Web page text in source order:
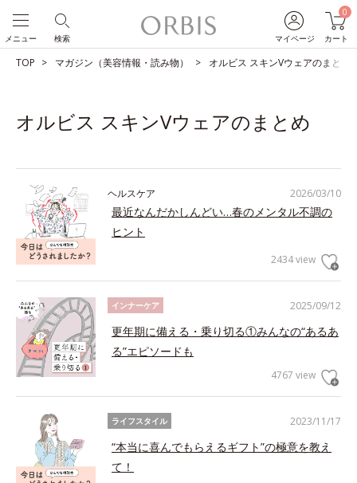
マイページ
0
カート
検索
メニュー
TOP マガジン（美容情報・読み物） オルビス スキンVウェアのまとめ
オルビス スキンVウェアのまとめ
2026/03/10
ヘルスケア
最近なんだかしんどい…春のメンタル不調の
ヒント
2434 view
2025/09/12
インナーケア
更年期に備える・乗り切る①みんなの“あるあ
る”エピソードも
4767 view
2023/11/17
ライフスタイル
“本当に喜んでもらえるギフト”の極意を教え
て！